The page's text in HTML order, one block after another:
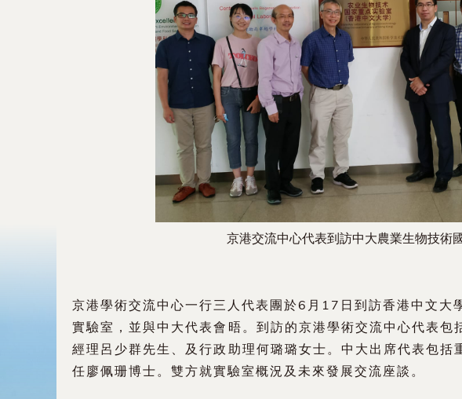
京港交流中心代表到訪中大農業生物技術
京港學術交流中心一行三人代表團於6月17日到訪香港中文大
實驗室，並與中大代表會晤。到訪的京港學術交流中心代表包
經理呂少群先生、及行政助理何璐璐女士。中大出席代表包括
任廖佩珊博士。雙方就實驗室概況及未來發展交流座談。